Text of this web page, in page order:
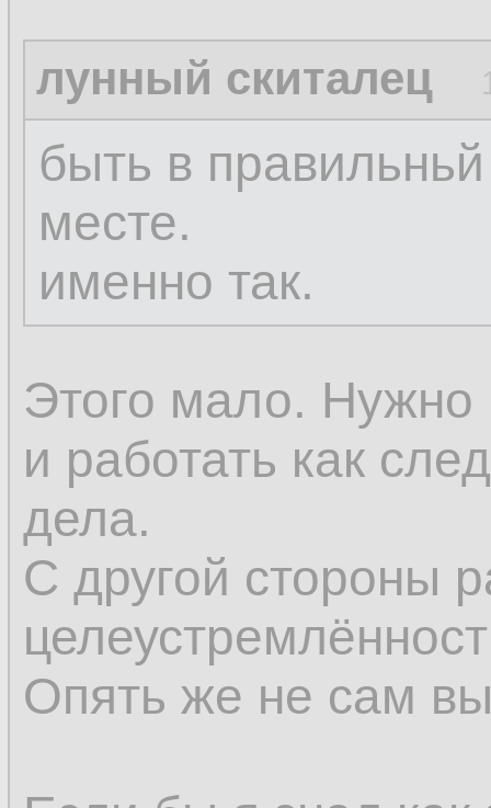
лунный скиталец
быть в
месте.
именно так.
Этого мало. Нужно
и работать как
дела.
С другой стороны
Опять же не сам